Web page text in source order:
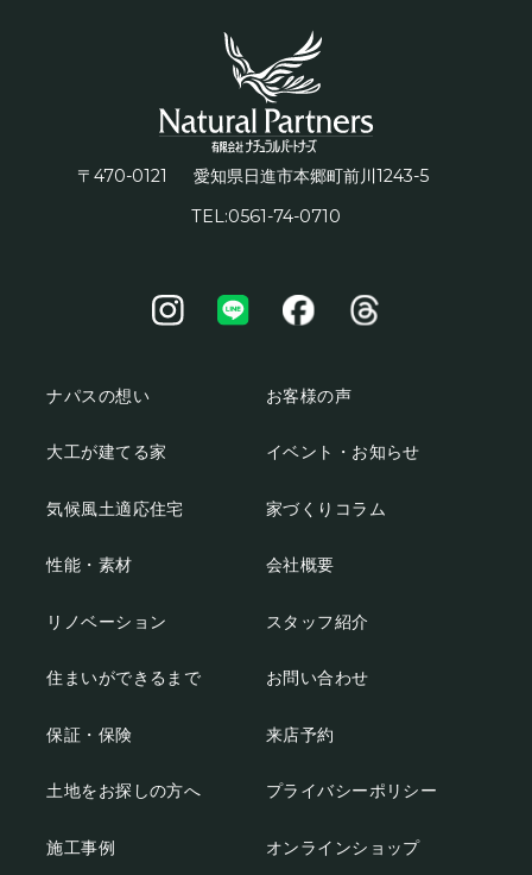
〒470-0121 愛知県日進市本郷町前川 1243-5
TEL:0561-74-0710
ナパスの想い
大工が建てる家
気候風土適応住宅
性能・素材
リノベーション
住まいができるまで
保証・保険
土地をお探しの方へ
施工事例
お客様の声
イベント・お知らせ
家づくりコラム
会社概要
スタッフ紹介
お問い合わせ
来店予約
プライバシーポリシー
オンラインショップ